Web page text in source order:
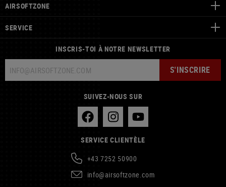
AIRSOFTZONE
SERVICE
INSCRIS-TOI À NOTRE NEWSLETTER
S'INSCRIRE
SUIVEZ-NOUS SUR
SERVICE CLIENTÈLE
+43 7252 50900
info@airsoftzone.com